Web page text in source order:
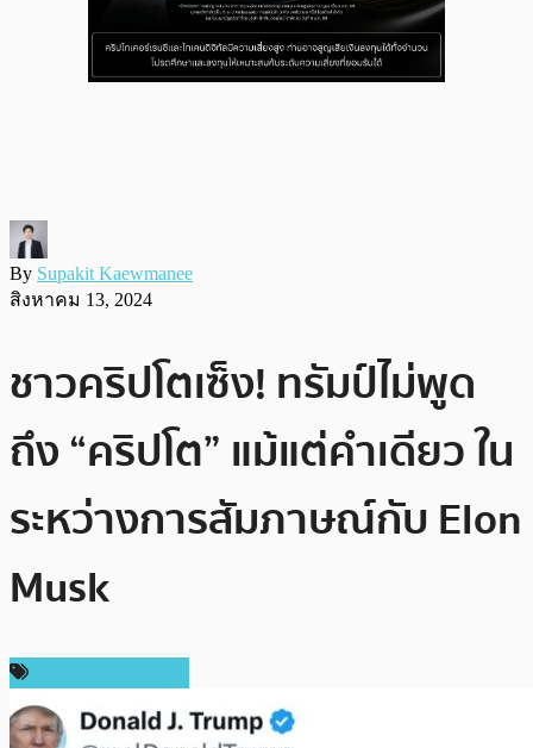
By Supakit Kaewmanee
สิงหาคม 13, 2024
ชาวคริปโตเซ็ง! ทรัมป์ไม่พูด
ถึง “คริปโต” แม้แต่คำเดียว ใน
ระหว่างการสัมภาษณ์กับ Elon
Musk